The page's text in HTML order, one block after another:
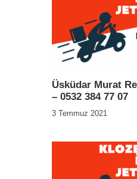
Üsküdar Murat
– 0532 384 77 07
3 Temmuz 2021